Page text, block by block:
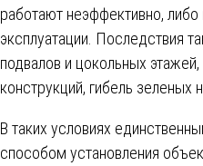
работают неэффективно,
эксплуатации. Последствия
подвалов и цокольных
конструкций, гибель зеленых
В таких условиях
способом установления